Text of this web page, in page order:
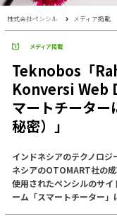
株式会社ペンシル メディア掲載
メディア掲載
Teknobos「
Konversi Web
マートチーター
秘密）」
インドネシアのテクノロ
ネシアのOTOMART社の
使用されたペンシルのサ
ーム「スマートチーター」